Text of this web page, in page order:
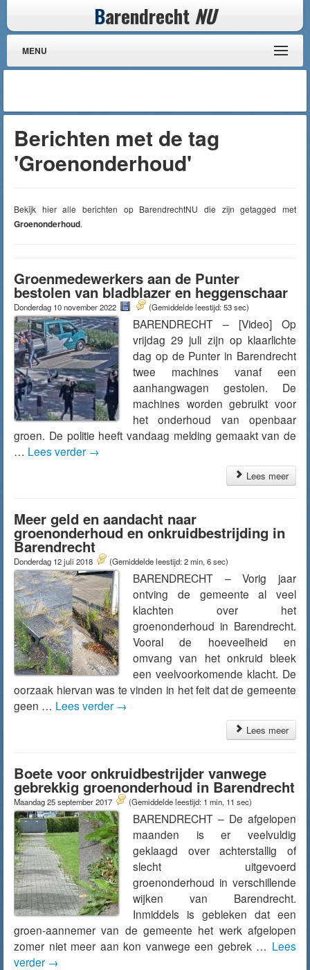
Barendrecht NU
MENU
Berichten met de tag
'Groenonderhoud'
Bekijk hier alle berichten op BarendrechtNU die zijn getagged met
Groenonderhoud.
Groenmedewerkers aan de Punter
bestolen van bladblazer en heggenschaar
Donderdag 10 november 2022 (Gemiddelde leestijd: 53 sec)
BARENDRECHT – [Video] Op
vrijdag 29 juli zijn op klaarlichte
dag op de Punter in Barendrecht
twee machines vanaf een
aanhangwagen gestolen. De
machines worden gebruikt voor
het onderhoud van openbaar
groen. De politie heeft vandaag melding gemaakt van de
… Lees verder →
Lees meer
Meer geld en aandacht naar
groenonderhoud en onkruidbestrijding in
Barendrecht
Donderdag 12 juli 2018 (Gemiddelde leestijd: 2 min, 6 sec)
BARENDRECHT – Vorig jaar
ontving de gemeente al veel
klachten over het
groenonderhoud in Barendrecht.
Vooral de hoeveelheid en
omvang van het onkruid bleek
een veelvoorkomende klacht. De
oorzaak hiervan was te vinden in het feit dat de gemeente
geen … Lees verder →
Lees meer
Boete voor onkruidbestrijder vanwege
gebrekkig groenonderhoud in Barendrecht
Maandag 25 september 2017 (Gemiddelde leestijd: 1 min, 11 sec)
BARENDRECHT – De afgelopen
maanden is er veelvuldig
geklaagd over achterstallig of
slecht uitgevoerd
groenonderhoud in verschillende
wijken van Barendrecht.
Inmiddels is gebleken dat een
groen-aannemer van de gemeente het werk afgelopen
zomer niet meer aan kon vanwege een gebrek … Lees
verder →